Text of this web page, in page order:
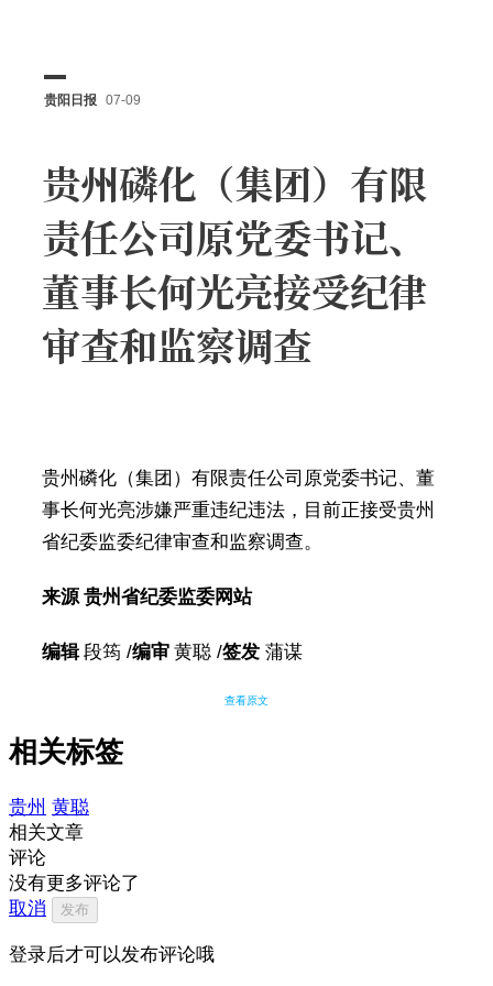
贵阳日报 07-09
贵州磷化（集团）有限
责任公司原党委书记、
董事长何光亮接受纪律
审查和监察调查
贵州磷化（集团）有限责任公司原党委书记、董
事长何光亮涉嫌严重违纪违法，目前正接受贵州
省纪委监委纪律审查和监察调查。
来源 贵州省纪委监委网站
编辑段筠 /编审 黄聪 /签发蒲谋
查看原文
相关标签
贵州 黄聪
相关文章
评论
没有更多评论了
取消
发布
登录后才可以发布评论哦